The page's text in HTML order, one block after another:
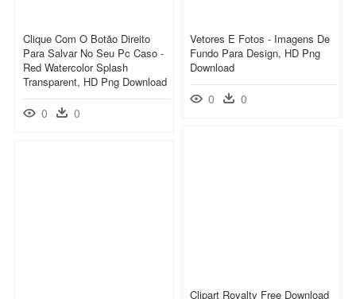
Clique Com O Botão Direito
Para Salvar No Seu Pc Caso -
Red Watercolor Splash
Transparent, HD Png Download
0 0
Vetores E Fotos - Imagens De
Fundo Para Design, HD Png
Download
0 0
Clipart Royalty Free Download